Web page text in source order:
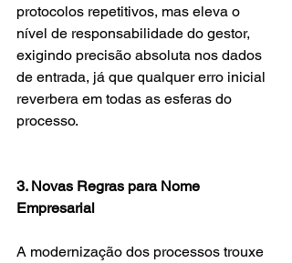
protocolos repetitivos, mas eleva o
nível de responsabilidade do gestor,
exigindo precisão absoluta nos dados
de entrada, já que qualquer erro inicial
reverbera em todas as esferas do
processo.
3. Novas Regras para Nome
Empresarial
A modernização dos processos trouxe